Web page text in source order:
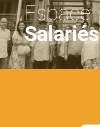
Espace
Salariés